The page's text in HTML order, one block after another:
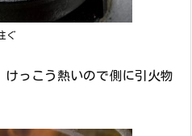
ぐ
けっこう熱いので側に引火物